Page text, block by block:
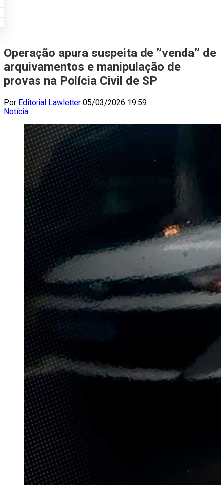
Operação apura suspeita de ’’venda’’ de
arquivamentos e manipulação de
provas na Polícia Civil de SP
Por Editorial Lawletter 05/03/2026 19:59
Notícia